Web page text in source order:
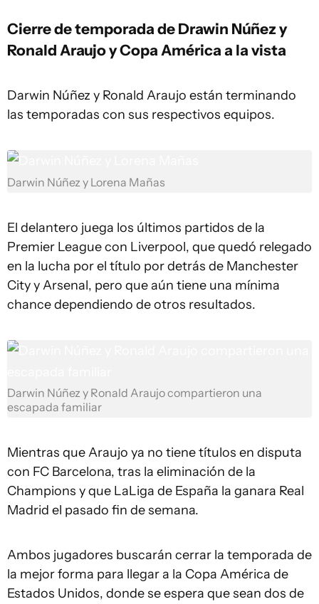
Cierre de temporada de Drawin Núñez y
Ronald Araujo y Copa América a la vista
Darwin Núñez y Ronald Araujo están terminando
las temporadas con sus respectivos equipos.
Darwin Núñez y Lorena Mañas
El delantero juega los últimos partidos de la
Premier League con Liverpool, que quedó relegado
en la lucha por el título por detrás de Manchester
City y Arsenal, pero que aún tiene una mínima
chance dependiendo de otros resultados.
Darwin Núñez y Ronald Araujo compartieron una
escapada familiar
Mientras que Araujo ya no tiene títulos en disputa
con FC Barcelona, tras la eliminación de la
Champions y que LaLiga de España la ganara Real
Madrid el pasado fin de semana.
Ambos jugadores buscarán cerrar la temporada de
la mejor forma para llegar a la Copa América de
Estados Unidos, donde se espera que sean dos de